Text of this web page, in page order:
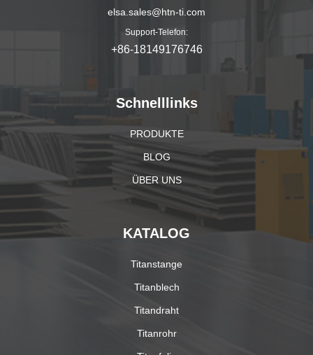
elsa.sales@htn-ti.com
Support-Telefon:
+86-18149176746
Schnelllinks
PRODUKTE
BLOG
ÜBER UNS
KATALOG
Titanstange
Titanblech
Titandraht
Titanrohr